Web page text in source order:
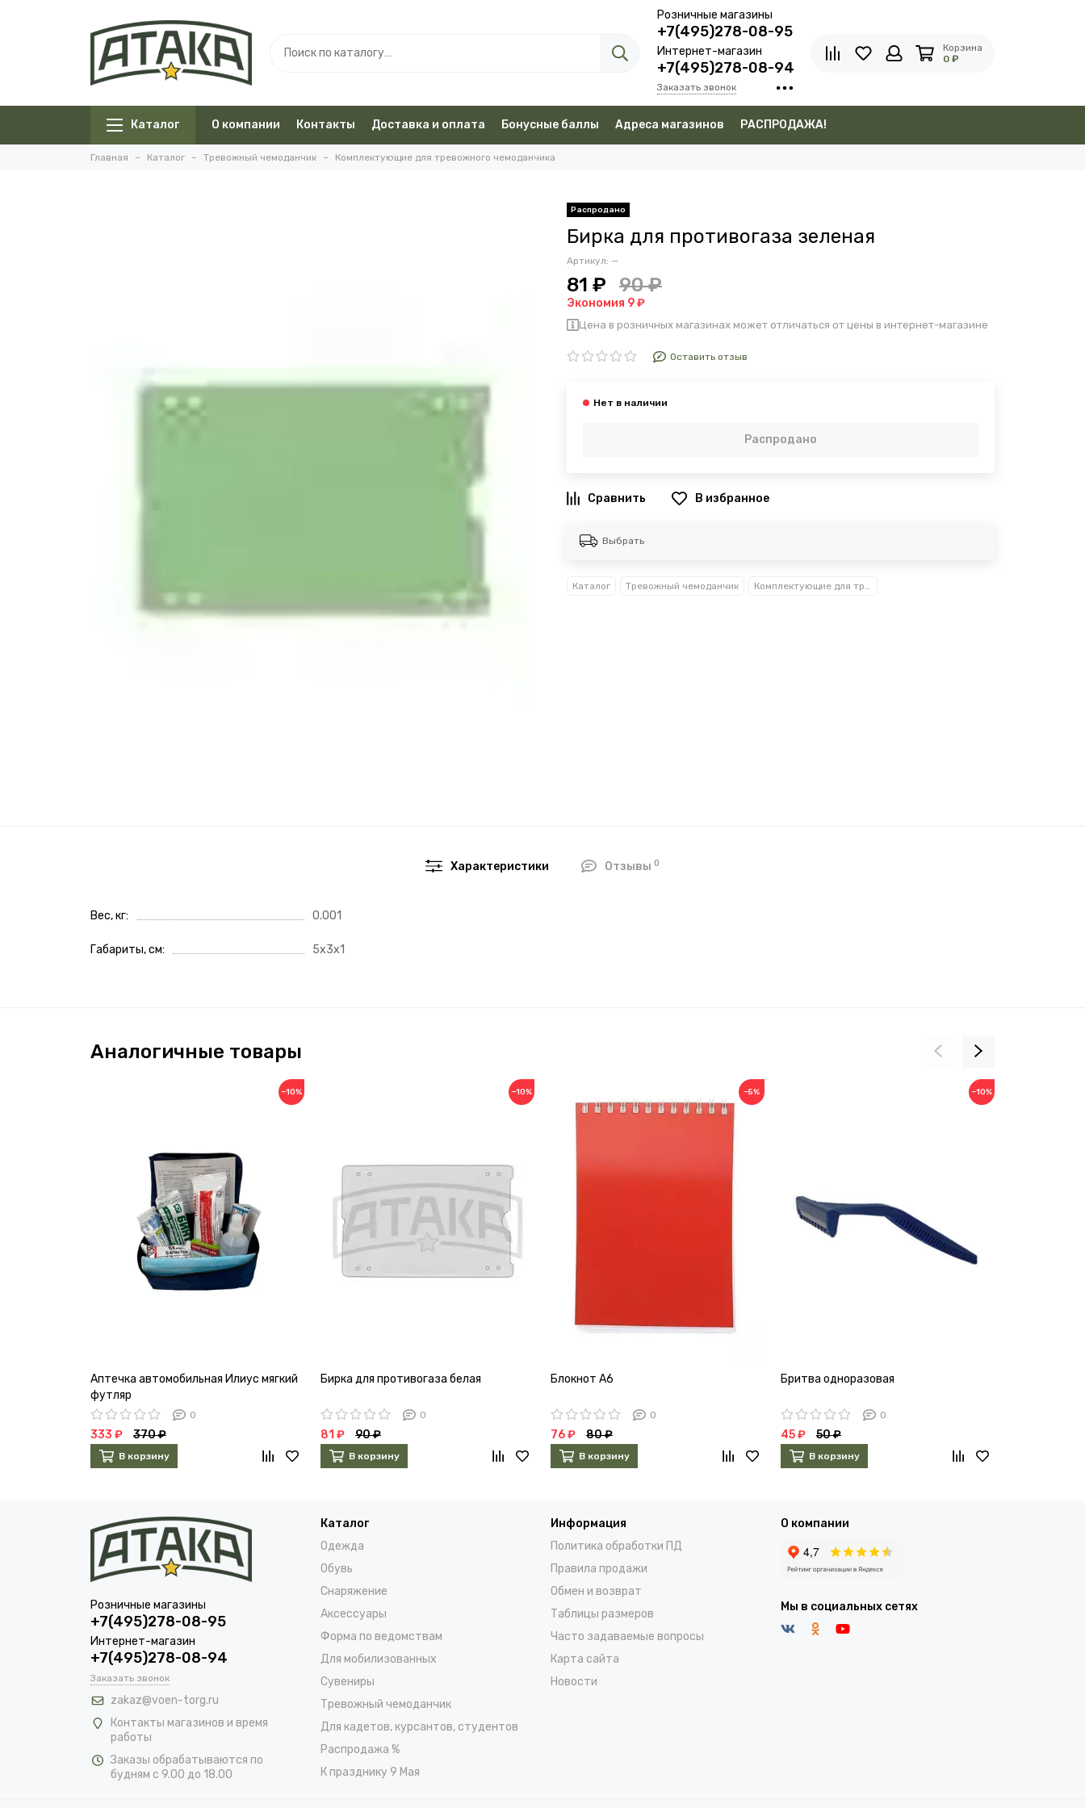
Розничные магазины
+7(495)278-08-95
Интернет-магазин
+7(495)278-08-94
Заказать звонок
Корзина
0 ₽
Каталог О компании Контакты Доставка и оплата Бонусные баллы Адреса магазинов РАСПРОДАЖА!
Главная Каталог Тревожный чемоданчик Комплектующие для тревожного чемоданчика
Бирка для противогаза зеленая
Артикул: —
81 ₽ 90 ₽
Экономия 9 ₽
Цена в розничных магазинах может отличаться от цены в интернет-магазине
Оставить отзыв
Распродано
В избранное
Выбрать
Каталог Тревожный чемоданчик
Характеристики Отзывы 0
Вес, кг 0.001
Габариты, см 5x3x1
Аналогичные товары
−10%
Аптечка автомобильная Илиус мягкий
футляр
0
333 ₽ 370 ₽
В корзину
−10%
Бирка для противогаза белая
0
81 ₽ 90 ₽
В корзину
−5%
Блокнот A6
0
76 ₽ 80 ₽
В корзину
−10%
Бритва одноразовая
0
45 ₽ 50 ₽
В корзину
Розничные магазины
+7(495)278-08-95
Интернет-магазин
+7(495)278-08-94
Заказать звонок
zakaz@voen-torg.ru
Контакты магазинов и время
работы
Заказы обрабатываются по
будням с 9.00 до 18.00
Каталог
Одежда
Обувь
Снаряжение
Аксессуары
Форма по ведомствам
Для мобилизованных
Сувениры
Тревожный чемоданчик
Для кадетов, курсантов, студентов
Распродажа %
К празднику 9 Мая
Информация
Политика обработки ПД
Правила продажи
Обмен и возврат
Таблицы размеров
Часто задаваемые вопросы
Карта сайта
Новости
О компании
Мы в социальных сетях